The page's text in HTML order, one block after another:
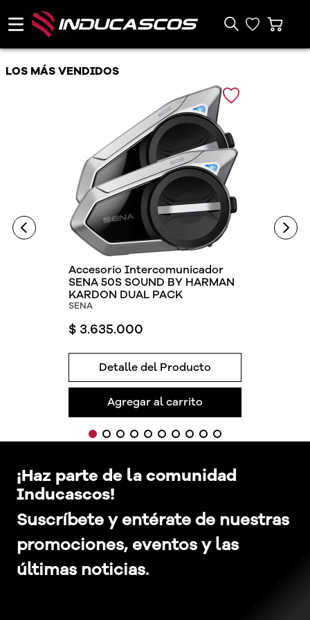
LOS MÁS VENDIDOS
Accesorio Intercomunicador
SENA 50S SOUND BY HARMAN
KARDON DUAL PACK
SENA
$ 3.635.000
Detalle del Producto
Agregar al carrito
¡Haz parte de la comunidad
Inducascos!
Suscríbete y entérate de nuestras
promociones, eventos y las
últimas noticias.